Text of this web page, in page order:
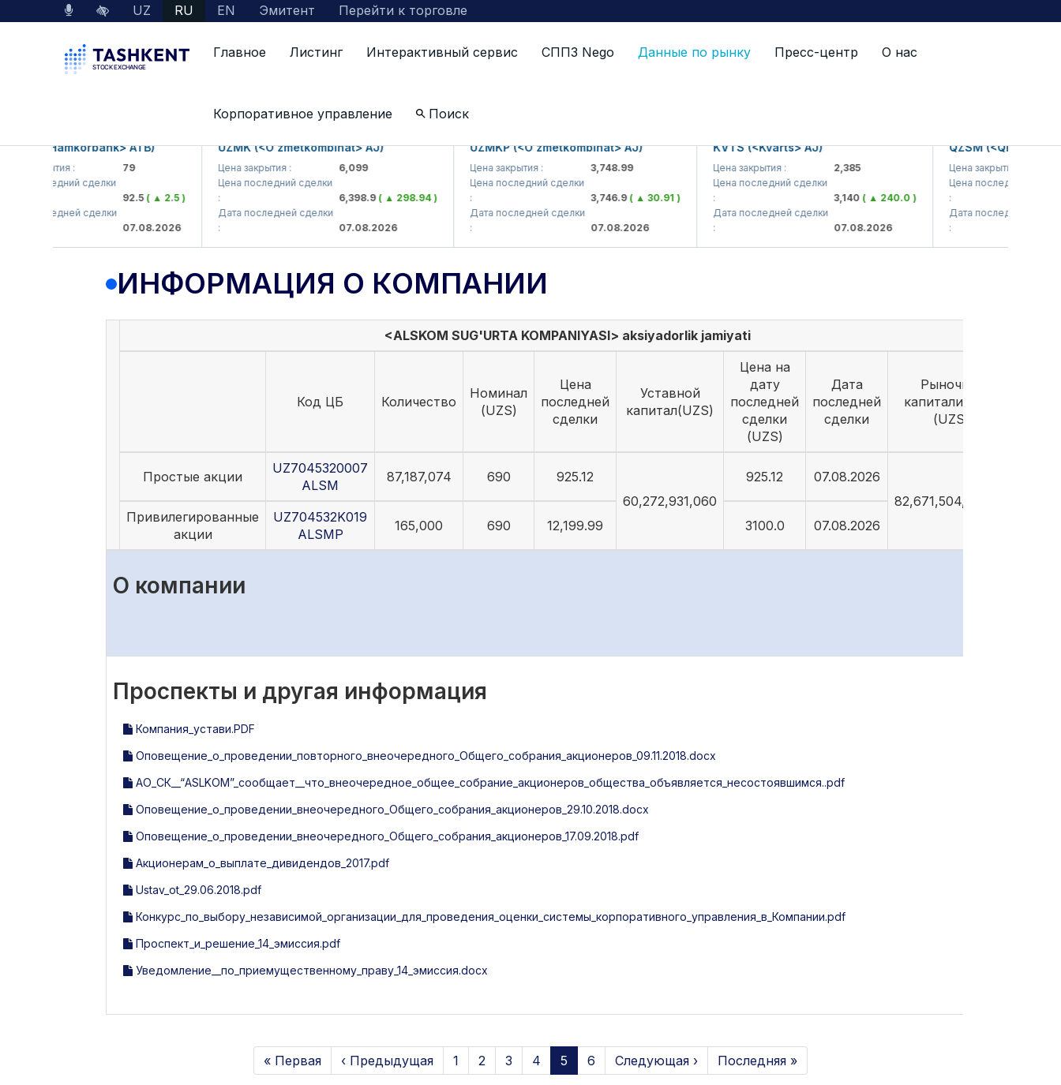
UZ RU EN Эмитент Перейти к торговле
Главное Листинг Интерактивный сервис СППЗ Nego Данные по рынку Пресс-центр О нас
Корпоративное управление Поиск
Информация о компании
(<Hamkorbank> ATB)
закрытия :
последний сделки
92.5( ▲ 2.5 )
последней сделки
07.08.2026
UZMK (<O'zmetkombinat> AJ)
Цена закрытия :
6,099
Цена последний сделки
6,398.9( ▲ 298.94 )
Дата последней сделки
07.08.2026
UZMKP (<O'zmetkombinat> AJ)
Цена закрытия :
3,748.99
Цена последний сделки
3,746.9( ▲ 30.91 )
Дата последней сделки
07.08.2026
KVTS (<Kvarts> AJ)
Цена закрытия :
2,385
Цена последний сделки
3,140( ▲ 240.0 )
Дата последней сделки
07.08.2026
QZSM
Цена закрытия :
Цена последний сделки
Дата последней сделки
ИНФОРМАЦИЯ О КОМПАНИИ
<ALSKOM SUG'URTA KOMPANIYASI> aksiyadorlik jamiyati
Код ЦБ Количество
Номинал
(UZS)
Цена
последней
сделки
Уставной
капитал(UZS)
Цена на
дату
последней
сделки
(UZS)
Дата
последней
сделки
Рыночная
капитализация
(UZS)
Простые акции
UZ7045320007
ALSM
87,187,074 690
925.12
60,272,931,060
925.12
07.08.2026
82,671,504,248.88
Привилегированные
акции
UZ704532K019
ALSMP
165,000 690 12,199.99 3100.0 07.08.2026
О компании
Проспекты и другая информация
Компания_устави.PDF
Оповещение_о_проведении_повторного_внеочередного_Общего_собрания_акционеров_09.11.2018.docx
АО_СК__“ASLKOM”_сообщает__что_внеочередное_общее_собрание_акционеров_общества_объявляется_несостоявшимся..pdf
Оповещение_о_проведении_внеочередного_Общего_собрания_акционеров_29.10.2018.docx
Оповещение_о_проведении_внеочередного_Общего_собрания_акционеров_17.09.2018.pdf
Акционерам_о_выплате_дивидендов_2017.pdf
Ustav_ot_29.06.2018.pdf
Конкурс_по_выбору_независимой_организации_для_проведения_оценки_системы_корпоративного_управления_в_Компании.pdf
Проспект_и_решение_14_эмиссия.pdf
Уведомление__по_приемущественному_праву_14_эмиссия.docx
« Первая ‹ Предыдущая 1 2 3 4 5 6 Следующая › Последняя »